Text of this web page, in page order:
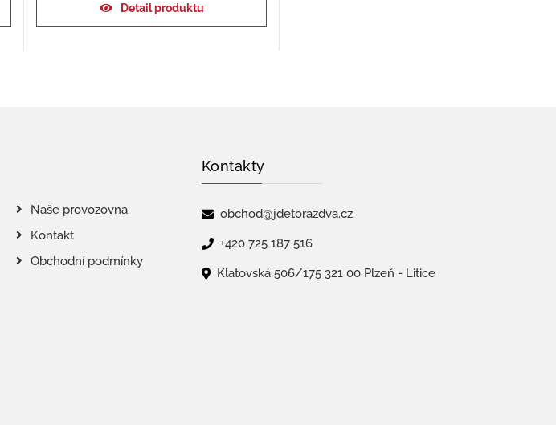
Detail produktu
Naše provozovna
Kontakt
Obchodní podmínky
Kontakty
obchod@jdetorazdva.cz
+420 725 187 516
Klatovská 506/175 321 00 Plzeň - Litice